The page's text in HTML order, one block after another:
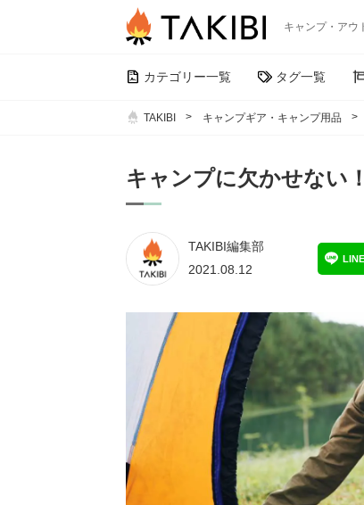
キャンプ・アウ
カテゴリー一覧 タグ一覧
TAKIBI キャンプギア・キャンプ用品
キャンプに欠かせない
TAKIBI編集部
2021.08.12